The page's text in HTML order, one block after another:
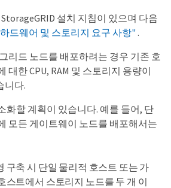
설치 지침이 있으며 다음
드웨어 및 스토리지 요구 사항" .
리드 노드를 배포하려는 경우 기존 호
대한 CPU, RAM 및 스토리지 용량이
니다.
화할 계획이 있습니다. 예를 들어, 단
모든 게이트웨이 노드를 배포해서는
구축 시 단일 물리적 호스트 또는 가
스트에서 스토리지 노드를 두 개 이